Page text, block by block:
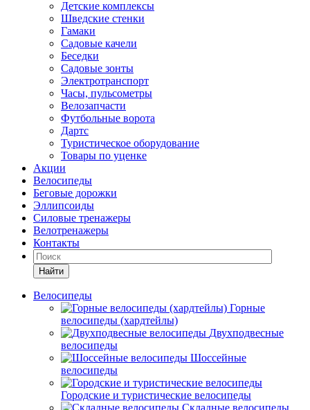
Детские комплексы
Шведские стенки
Гамаки
Садовые качели
Беседки
Садовые зонты
Электротранспорт
Часы, пульсометры
Велозапчасти
Футбольные ворота
Дартс
Туристическое оборудование
Товары по уценке
Акции
Велосипеды
Беговые дорожки
Эллипсоиды
Силовые тренажеры
Велотренажеры
Контакты
Найти
Велосипеды
Горные
велосипеды (хардтейлы)
Двухподвесные
велосипеды
Шоссейные
велосипеды
Городские и туристические велосипеды
Складные велосипеды